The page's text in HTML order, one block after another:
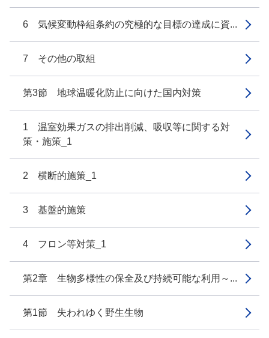
6 気候変動枠組条約の究極的な目標の達成に資...
7 その他の取組
第3節 地球温暖化防止に向けた国内対策
1 温室効果ガスの排出削減、吸収等に関する対
策・施策_1
2 横断的施策_1
3 基盤的施策
4 フロン等対策_1
第2章 生物多様性の保全及び持続可能な利用～...
第1節 失われゆく野生生物